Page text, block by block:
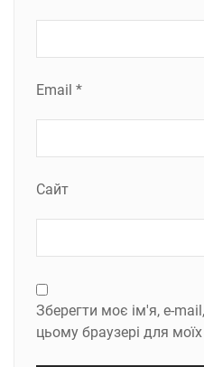
Email *
Сайт
Зберегти моє ім'я, e-
цьому браузері для